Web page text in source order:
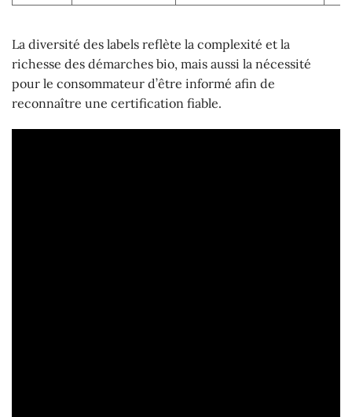
La diversité des labels reflète la complexité et la
richesse des démarches bio, mais aussi la nécessité
pour le consommateur d’être informé afin de
reconnaître une certification fiable.